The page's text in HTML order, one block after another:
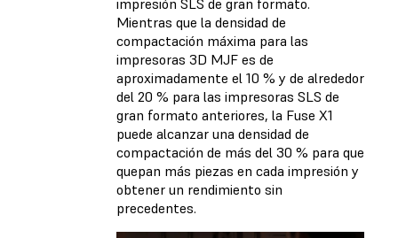
impresión SLS de gran formato.
Mientras que la densidad de
compactación máxima para las
impresoras 3D MJF es de
aproximadamente el 10 % y de alrededor
del 20 % para las impresoras SLS de
gran formato anteriores, la Fuse X1
puede alcanzar una densidad de
compactación de más del 30 % para que
quepan más piezas en cada impresión y
obtener un rendimiento sin
precedentes.